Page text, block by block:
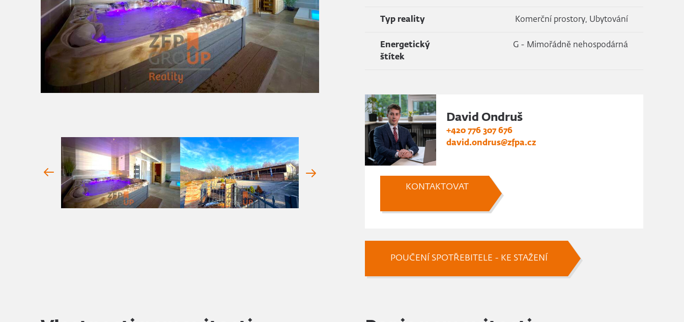
Typ reality Komerční prostory, Ubytování
Energetický
štítek
G - Mimořádně nehospodárná
David Ondruš
+420 776 307 676
david.ondrus@zfpa.cz
KONTAKTOVAT
POUČENÍ SPOTŘEBITELE - KE STAŽENÍ